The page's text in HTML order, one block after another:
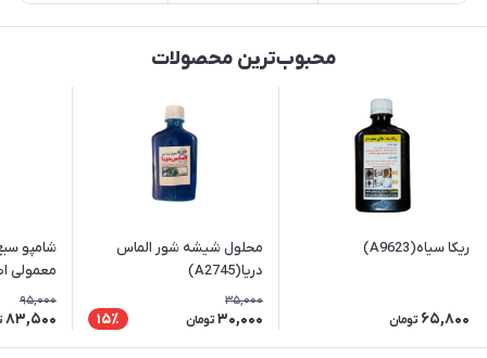
محبوب‌ترین محصولات
ریکا سیاه(A9623)
65,800 تومان
محلول شیشه شور الماس
دریا(A2745)
35,000
30,000 تومان 15٪
شامپو
معمولی
95,000
83,500